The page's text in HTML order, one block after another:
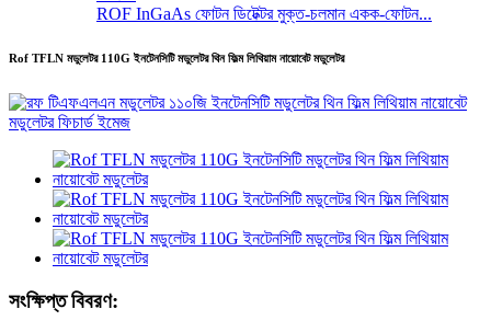
ROF InGaAs ফোটন ডিটেক্টর মুক্ত-চলমান একক-ফোটন...
Rof TFLN মডুলেটর 110G ইনটেনসিটি মডুলেটর থিন ফিল্ম লিথিয়াম নায়োবেট মডুলেটর
সংক্ষিপ্ত বিবরণ: